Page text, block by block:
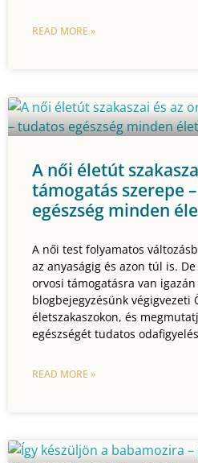
READ MORE »
A női életút
támogatás szerepe
egészség minden
A női test folyamatos
az anyaságig és azon túl is.
orvosi támogatásra van igazán
blogbejegyzésünk végigvezeti
életszakaszokon, és
egészségét tudatos
READ MORE »